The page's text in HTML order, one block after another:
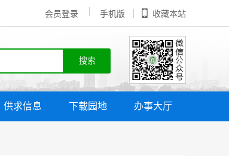
会员登录 手机版 收藏本站
供求信息 下载园地 办事大厅